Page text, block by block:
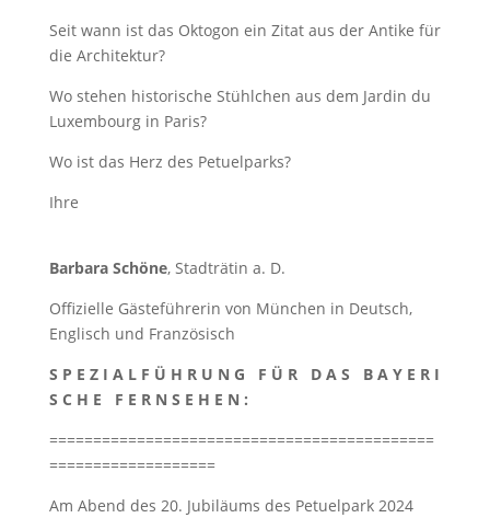
Seit wann ist das Oktogon ein Zitat aus der Antike für
die Architektur?
Wo stehen historische Stühlchen aus dem Jardin du
Luxembourg in Paris?
Wo ist das Herz des Petuelparks?
Ihre
Barbara Schöne, Stadträtin a. D.
Offizielle Gästeführerin von München in Deutsch,
Englisch und Französisch
S P E Z I A L F Ü H R U N G
F Ü R D A S
B A Y E R I
S C H E
F E R N S E H E N :
============================================
===================
Am Abend des 20. Jubiläums des Petuelpark 2024